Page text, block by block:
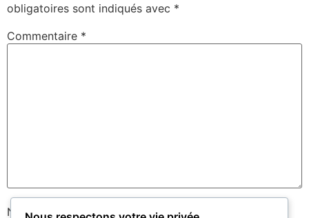
obligatoires sont indiqués avec *
Commentaire *
Nom*